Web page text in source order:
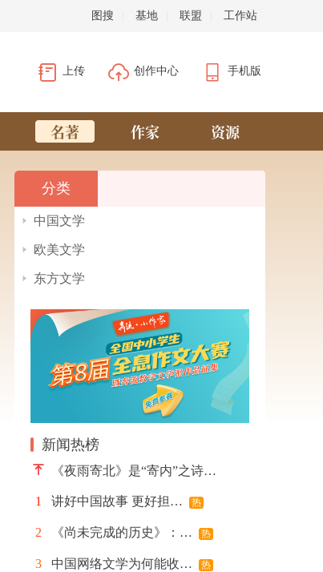
图搜 基地 联盟 工作站
上传 创作中心 手机版
名著 作家 资源
分类
中国文学
欧美文学
东方文学
新闻热榜
《夜雨寄北》是“寄内”之诗…
1 讲好中国故事 更好担… 热
2 《尚未完成的历史》：… 热
3 中国网络文学为何能收… 热